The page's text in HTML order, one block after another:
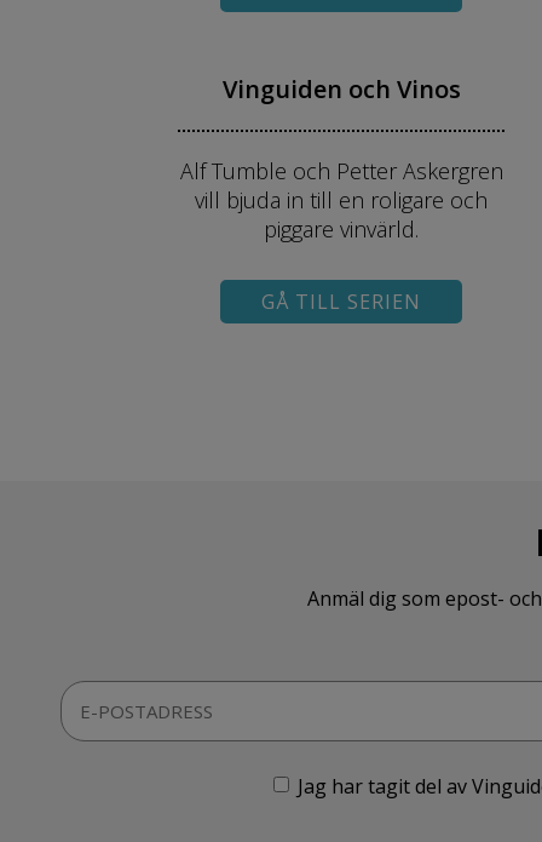
Vinguiden och Vinos
Alf Tumble och Petter Askergren
vill bjuda in till en roligare och
piggare vinvärld.
GÅ TILL SERIEN
Anmäl dig som epost-
Jag har tagit del av